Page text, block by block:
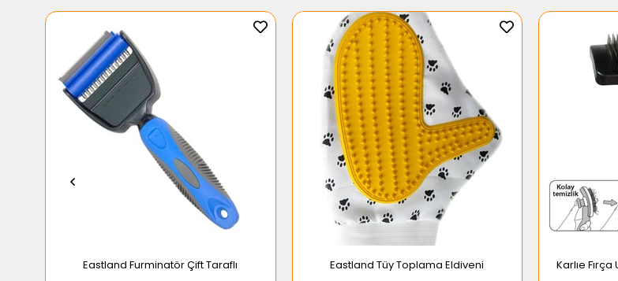
Eastland Furminatör Çift Taraflı Eastland Tüy Toplama Eldiveni
Karlıe Fırça